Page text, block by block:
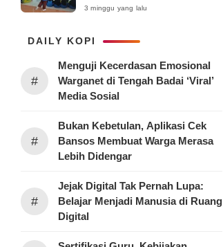
Anak
3 minggu yang lalu
DAILY KOPI
#
Menguji Kecerdasan Emosional
Warganet di Tengah Badai ‘Viral’
Media Sosial
#
Bukan Kebetulan, Aplikasi Cek
Bansos Membuat Warga Merasa
Lebih Didengar
#
Jejak Digital Tak Pernah Lupa:
Belajar Menjadi Manusia di Ruang
Digital